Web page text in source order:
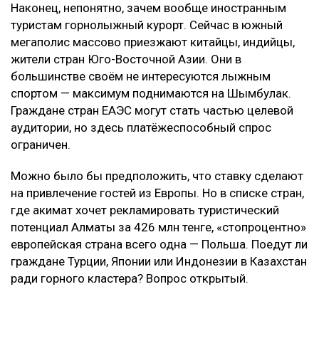
Наконец, непонятно, зачем вообще иностранным
туристам горнолыжный курорт. Сейчас в южный
мегаполис массово приезжают китайцы, индийцы,
жители стран Юго-Восточной Азии. Они в
большинстве своём не интересуются лыжным
спортом — максимум поднимаются на Шымбулак.
Граждане стран ЕАЭС могут стать частью целевой
аудитории, но здесь платёжеспособный спрос
ограничен.
Можно было бы предположить, что ставку сделают
на привлечение гостей из Европы. Но в списке стран,
где акимат хочет рекламировать туристический
потенциал Алматы за 426 млн тенге, «стопроцентно»
европейская страна всего одна — Польша. Поедут ли
граждане Турции, Японии или Индонезии в Казахстан
ради горного кластера? Вопрос открытый.